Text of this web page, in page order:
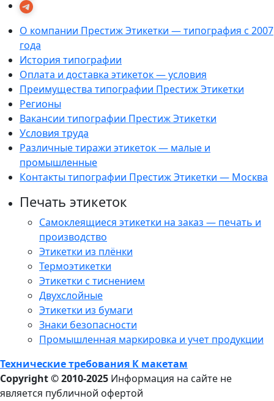
О компании Престиж Этикетки — типография с 2007
года
История типографии
Оплата и доставка этикеток — условия
Преимущества типографии Престиж Этикетки
Регионы
Вакансии типографии Престиж Этикетки
Условия труда
Различные тиражи этикеток — малые и
промышленные
Контакты типографии Престиж Этикетки — Москва
Печать этикеток
Самоклеящиеся этикетки на заказ — печать и
производство
Этикетки из плёнки
Термоэтикетки
Этикетки с тиснением
Двухслойные
Этикетки из бумаги
Знаки безопасности
Промышленная маркировка и учет продукции
Технические требования К макетам
Copyright © 2010-2025 Информация на сайте не
является публичной офертой